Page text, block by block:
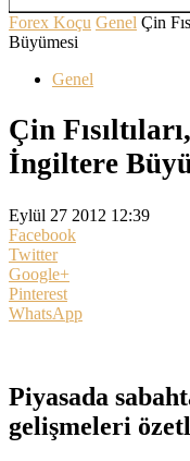
Forex Koçu Genel Çin
Büyümesi
Genel
Çin
İngiltere
Eylül 27 2012 12:39
Facebook
Twitter
Google+
Pinterest
WhatsApp
Piyasada
gelişmeleri